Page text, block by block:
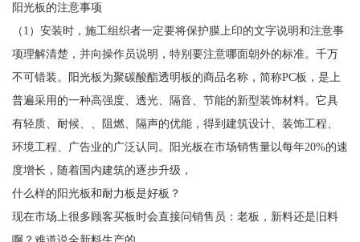
阳光板的注意事项
（1）安装时，施工组织者一定要将保护膜上印的文字说明和注意事
项理解清楚，并向操作员说明，特别要注意哪面朝外的标准。千万
不可错装。阳光板为聚碳酸酯透明板的商品名称，简称PC板，是上
普遍采用的一种高强度、透光、隔音、节能的新型装饰材料。它具
有轻质、耐候、、阻燃、隔声的优能，得到建筑设计、装饰工程、
环境工程、广告业的广泛认同。阳光板在市场销售量以每年20%的速
度增长，随着国内建筑的逐步升级，
什么样的阳光板和耐力板是好板？
现在市场上很多顾客买板时会直接问销售员：老板，新料还是旧料